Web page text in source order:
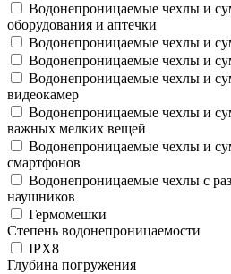
Водонепроницаемые чехлы и
оборудования и аптечки
Водонепроницаемые чехлы и
Водонепроницаемые чехлы и
Водонепроницаемые чехлы и
видеокамер
Водонепроницаемые чехлы и
важных мелких вещей
Водонепроницаемые чехлы и
смартфонов
Водонепроницаемые чехлы с
наушников
Гермомешки
Степень водонепроницаемости
IPX8
Глубина погружения